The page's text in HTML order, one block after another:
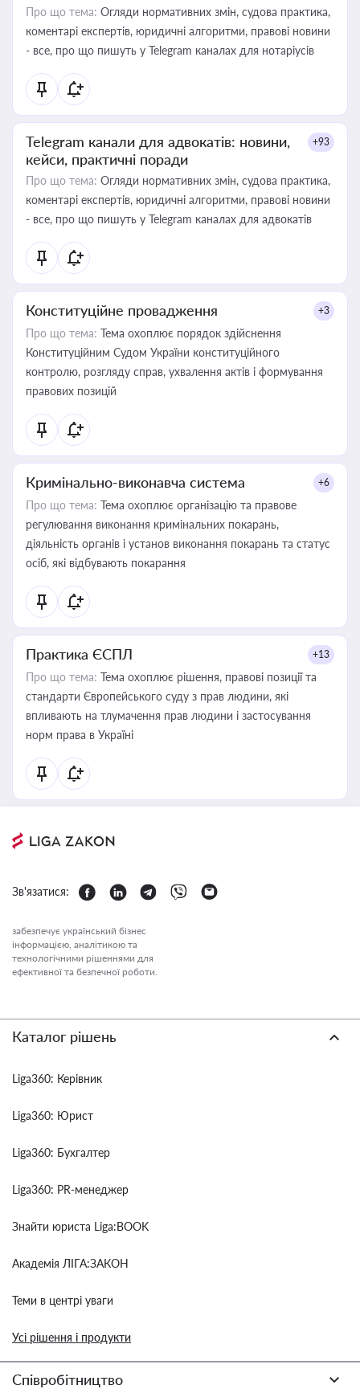
Про що тема: Огляди нормативних змін, судова практика,
коментарі експертів, юридичні алгоритми, правові новини
- все, про що пишуть у Telegram каналах для нотаріусів
Telegram канали для адвокатів: новини,
кейси, практичні поради
+93
Про що тема: Огляди нормативних змін, судова практика,
коментарі експертів, юридичні алгоритми, правові новини
- все, про що пишуть у Telegram каналах для адвокатів
Конституційне провадження +3
Про що тема: Тема охоплює порядок здійснення
Конституційним Судом України конституційного
контролю, розгляду справ, ухвалення актів і формування
правових позицій
Кримінально-виконавча система +6
Про що тема: Тема охоплює організацію та правове
регулювання виконання кримінальних покарань,
діяльність органів і установ виконання покарань та статус
осіб, які відбувають покарання
Практика ЄСПЛ +13
Про що тема: Тема охоплює рішення, правові позиції та
стандарти Європейського суду з прав людини, які
впливають на тлумачення прав людини і застосування
норм права в Україні
Зв'язатися:
забезпечує український бізнес
інформацією, аналітикою та
технологічними рішеннями для
ефективної та безпечної роботи.
Каталог рішень
Liga360: Керівник
Liga360: Юрист
Liga360: Бухгалтер
Liga360: PR-менеджер
Знайти юриста Liga:BOOK
Академія ЛІГА:ЗАКОН
Теми в центрі уваги
Усі рішення і продукти
Співробітництво